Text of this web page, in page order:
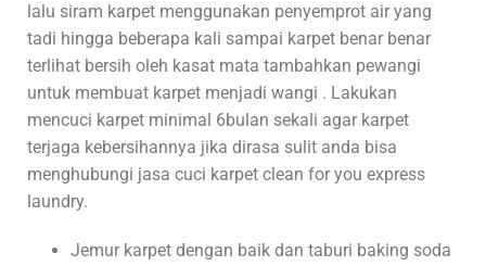
lalu siram karpet menggunakan penyemprot air yang
tadi hingga beberapa kali sampai karpet benar benar
terlihat bersih oleh kasat mata tambahkan pewangi
untuk membuat karpet menjadi wangi . Lakukan
mencuci karpet minimal 6bulan sekali agar karpet
terjaga kebersihannya jika dirasa sulit anda bisa
menghubungi jasa cuci karpet clean for you express
laundry.
Jemur karpet dengan baik dan taburi baking soda